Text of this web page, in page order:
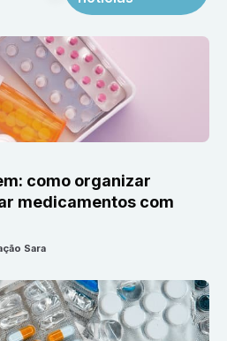
como organizar
medicamentos com
Sara